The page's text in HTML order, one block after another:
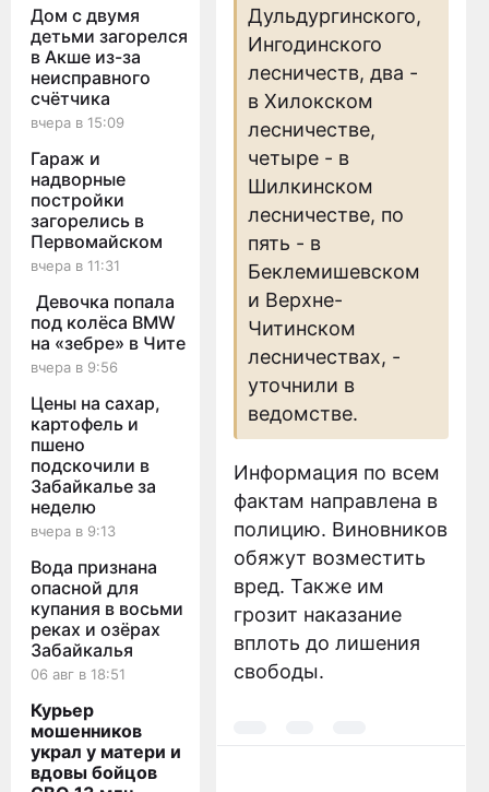
Дом с двумя
детьми загорелся
в Акше из-за
неисправного
счётчика
вчера в 15:09
Гараж и
надворные
постройки
загорелись в
Первомайском
вчера в 11:31
Девочка попала
под колёса BMW
на «зебре» в Чите
вчера в 9:56
Цены на сахар,
картофель и
пшено
подскочили в
Забайкалье за
неделю
вчера в 9:13
Вода признана
опасной для
купания в восьми
реках и озёрах
Забайкалья
06 авг в 18:51
Курьер
мошенников
украл у матери и
вдовы бойцов
Дульдургинского,
Ингодинского
лесничеств, два -
в Хилокском
лесничестве,
четыре - в
Шилкинском
лесничестве, по
пять - в
Беклемишевском
и Верхне-
Читинском
лесничествах, -
уточнили в
ведомстве.
Информация по всем
фактам направлена в
полицию. Виновников
обяжут возместить
вред. Также им
грозит наказание
вплоть до лишения
свободы.